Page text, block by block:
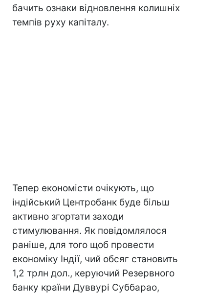
бачить ознаки відновлення колишніх
темпів руху капіталу.
Тепер економісти очікують, що
індійський Центробанк буде більш
активно згортати заходи
стимулювання. Як повідомлялося
раніше, для того щоб провести
економіку Індії, чий обсяг становить
1,2 трлн дол., керуючий Резервного
банку країни Дуввурі Суббарао,